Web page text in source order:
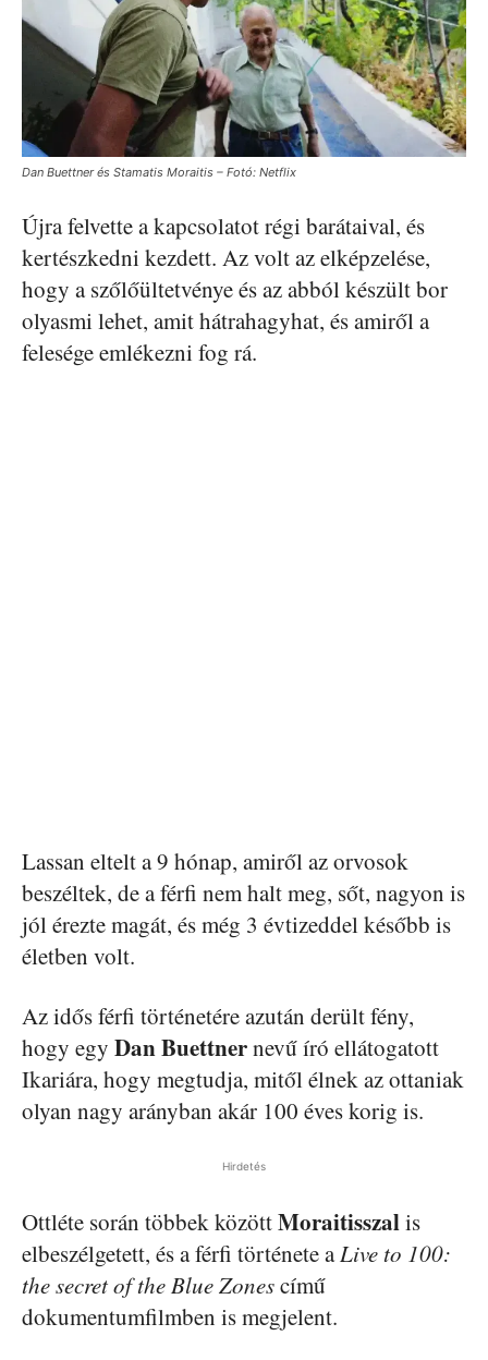
Dan Buettner és Stamatis Moraitis – Fotó: Netflix
Újra felvette a kapcsolatot régi barátaival, és
kertészkedni kezdett. Az volt az elképzelése,
hogy a szőlőültetvénye és az abból készült bor
olyasmi lehet, amit hátrahagyhat, és amiről a
felesége emlékezni fog rá.
Lassan eltelt a 9 hónap, amiről az orvosok
beszéltek, de a férfi nem halt meg, sőt, nagyon is
jól érezte magát, és még 3 évtizeddel később is
életben volt.
Az idős férfi történetére azután derült fény,
hogy egy Dan Buettnernevű író ellátogatott
Ikariára, hogy megtudja, mitől élnek az ottaniak
olyan nagy arányban akár 100 éves korig is.
Hirdetés
Ottléte során többek közöttMoraitisszalis
elbeszélgetett, és a férfi története aLive to 100:
the secret of the Blue Zonescímű
dokumentumfilmben is megjelent.